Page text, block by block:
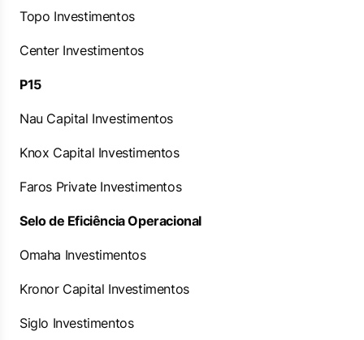
Topo Investimentos
Center Investimentos
P15
Nau Capital Investimentos
Knox Capital Investimentos
Faros Private Investimentos
Selo de Eficiência Operacional
Omaha Investimentos
Kronor Capital Investimentos
Siglo Investimentos